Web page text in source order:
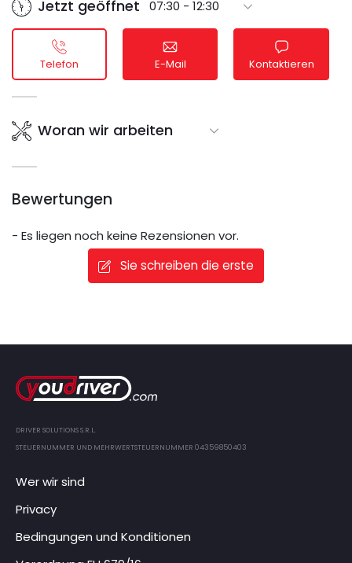
Jetzt geöffnet 07:30 - 12:30
Telefon E-Mail Kontaktieren
Woran wir arbeiten
Bewertungen
- Es liegen noch keine Rezensionen vor.
Sie schreiben die erste
DRIVER SOLUTIONS S.R.L.
STEUERNUMMER UND MEHRWERTSTEUERNUMMER 04359850403
Wer wir sind
Privacy
Bedingungen und Konditionen